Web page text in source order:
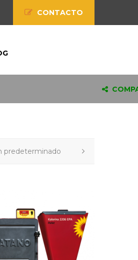
CONTACTO